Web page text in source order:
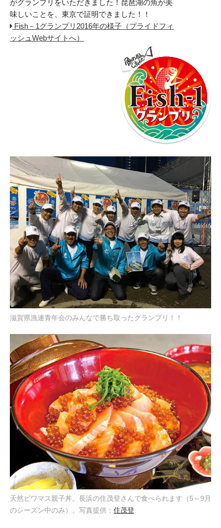
がグランプリをいただきました！琵琶湖の魚が美
味しいことを、東京で証明できました！！
Fish－1グランプリ2016年の様子（プライドフィ
ッシュWebサイトへ）
滋賀県漁連青年会のみんなで勝ち取ったグランプリ！！
天然ビワマス親子丼。長浜の住茂登さんで食べられます（5～9月
のシーズン中のみ）。写真提供： 住茂登